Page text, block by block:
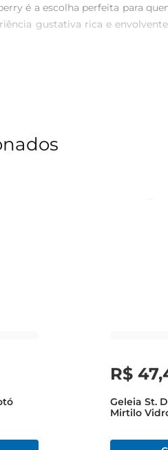
é a escolha perfeita para
gustativa rica e
uma quantidade equilibrada
as informações nutricionais na
R$ 47,
Geleia St.
Mirtilo